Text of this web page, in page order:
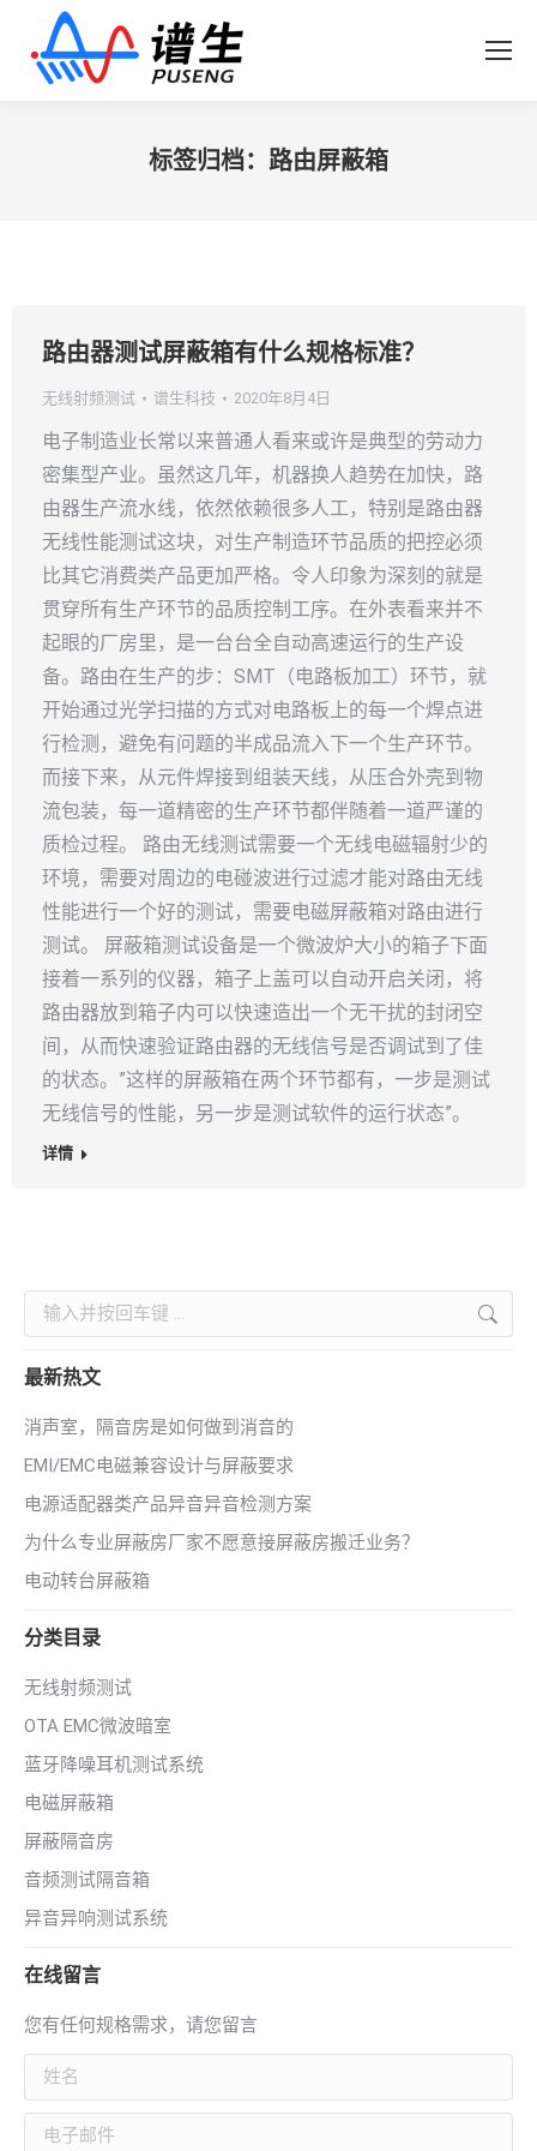
标签归档： 路由屏蔽箱
路由器测试屏蔽箱有什么规格标准？
无线射频测试 谱生科技 2020年8月4日
电子制造业长常以来普通人看来或许是典型的劳动力
密集型产业。虽然这几年，机器换人趋势在加快，路
由器生产流水线，依然依赖很多人工，特别是路由器
无线性能测试这块，对生产制造环节品质的把控必须
比其它消费类产品更加严格。令人印象为深刻的就是
贯穿所有生产环节的品质控制工序。在外表看来并不
起眼的厂房里，是一台台全自动高速运行的生产设
备。路由在生产的步：SMT（电路板加工）环节，就
开始通过光学扫描的方式对电路板上的每一个焊点进
行检测，避免有问题的半成品流入下一个生产环节。
而接下来，从元件焊接到组装天线，从压合外壳到物
流包装，每一道精密的生产环节都伴随着一道严谨的
质检过程。 路由无线测试需要一个无线电磁辐射少的
环境，需要对周边的电碰波进行过滤才能对路由无线
性能进行一个好的测试，需要电磁屏蔽箱对路由进行
测试。 屏蔽箱测试设备是一个微波炉大小的箱子下面
接着一系列的仪器，箱子上盖可以自动开启关闭，将
路由器放到箱子内可以快速造出一个无干扰的封闭空
间，从而快速验证路由器的无线信号是否调试到了佳
的状态。”这样的屏蔽箱在两个环节都有，一步是测试
无线信号的性能，另一步是测试软件的运行状态”。
详情
Search:
最新热文
消声室，隔音房是如何做到消音的
EMI/EMC电磁兼容设计与屏蔽要求
电源适配器类产品异音异音检测方案
为什么专业屏蔽房厂家不愿意接屏蔽房搬迁业务？
电动转台屏蔽箱
分类目录
无线射频测试
OTA EMC微波暗室
蓝牙降噪耳机测试系统
电磁屏蔽箱
屏蔽隔音房
音频测试隔音箱
异音异响测试系统
在线留言
您有任何规格需求，请您留言
姓名
电子邮件